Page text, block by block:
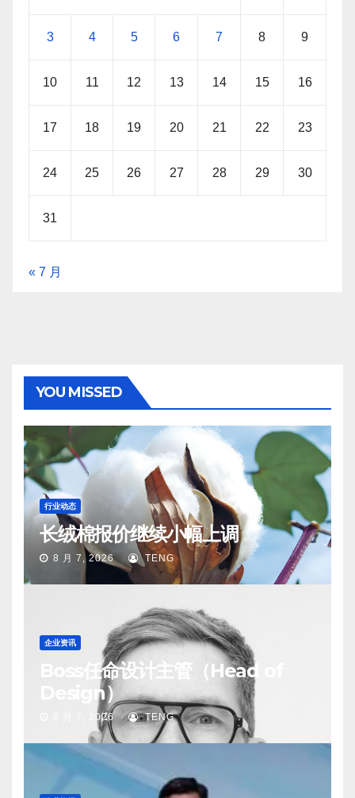
3 4 5 6 7 8 9
10 11 12 13 14 15 16
17 18 19 20 21 22 23
24 25 26 27 28 29 30
31
« 7 月
YOU MISSED
行业动态
长绒棉报价继续小幅上调
8 月 7, 2026 TENG
企业资讯
Boss任命设计主管（Head of
Design）
8 月 7, 2026 TENG